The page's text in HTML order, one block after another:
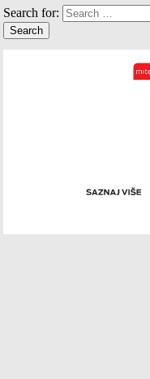
Search for: